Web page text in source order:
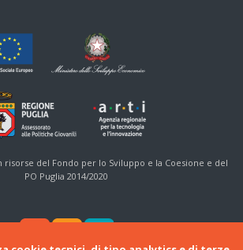
risorse del Fondo per lo Sviluppo e la Coesione e del
PO Puglia 2014/2020